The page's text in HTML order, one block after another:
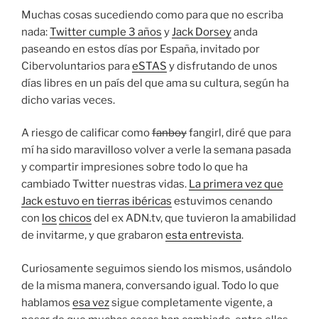
Muchas cosas sucediendo como para que no escriba
nada:Twitter cumple 3 años yJack Dorseyanda
paseando en estos días por España, invitado por
Cibervoluntarios paraeSTAS y disfrutando de unos
días libres en un país del que ama su cultura, según ha
dicho varias veces.
A riesgo de calificar comofanboyfangirl, diré que para
mí ha sido maravilloso volver a verle la semana pasada
y compartir impresiones sobre todo lo que ha
cambiado Twitter nuestras vidas. La primera vez que
Jack estuvo en tierras ibéricas estuvimos cenando
con los chicos del ex ADN.tv, que tuvieron la amabilidad
de invitarme, y que grabaron esta entrevista.
Curiosamente seguimos siendo los mismos, usándolo
de la misma manera, conversando igual. Todo lo que
hablamos esa vezsigue completamente vigente, a